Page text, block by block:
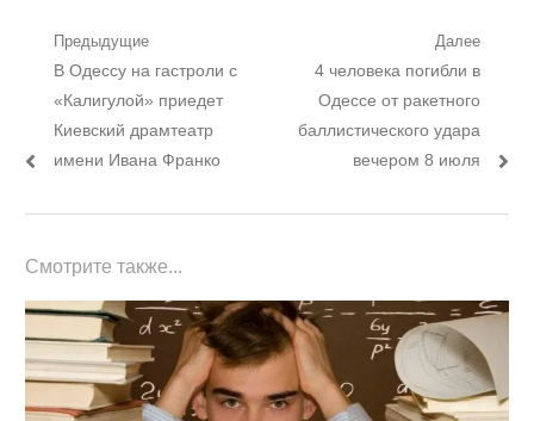
Навигация
записям
Предыдущие
Предыдущий
пост:
В Одессу на гастроли с
«Калигулой» приедет
Киевский драмтеатр
имени Ивана Франко
Далее
Следующий
пост:
4 человека погибли в
Одессе от ракетного
баллистического удара
вечером 8 июля
Смотрите также...